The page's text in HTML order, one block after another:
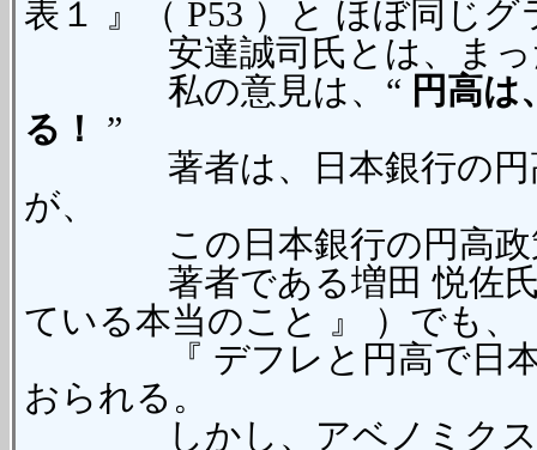
表１ 』（ P53 ）と ほぼ同じグ
安達誠司氏とは、まった
私の意見は、“ 円高は
る！
”
著者は、日本銀行の円高
が、
この日本銀行の円高政策
著者である増田 悦佐氏は
ている本当のこと 』 ）でも、
『 デフレと円高で日本経
おられる。
しかし、アベノミクス